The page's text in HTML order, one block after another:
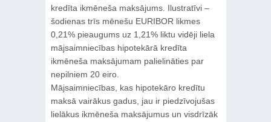
kredīta ikmēneša maksājums. Ilustratīvi –
šodienas trīs mēnešu EURIBOR likmes
0,21% pieaugums uz 1,21% liktu vidēji liela
mājsaimniecības hipotekārā kredīta
ikmēneša maksājumam palielināties par
nepilniem 20 eiro.
Mājsaimniecības, kas hipotekāro kredītu
maksā vairākus gadus, jau ir piedzīvojušas
lielākus ikmēneša maksājumus un visdrīzāk